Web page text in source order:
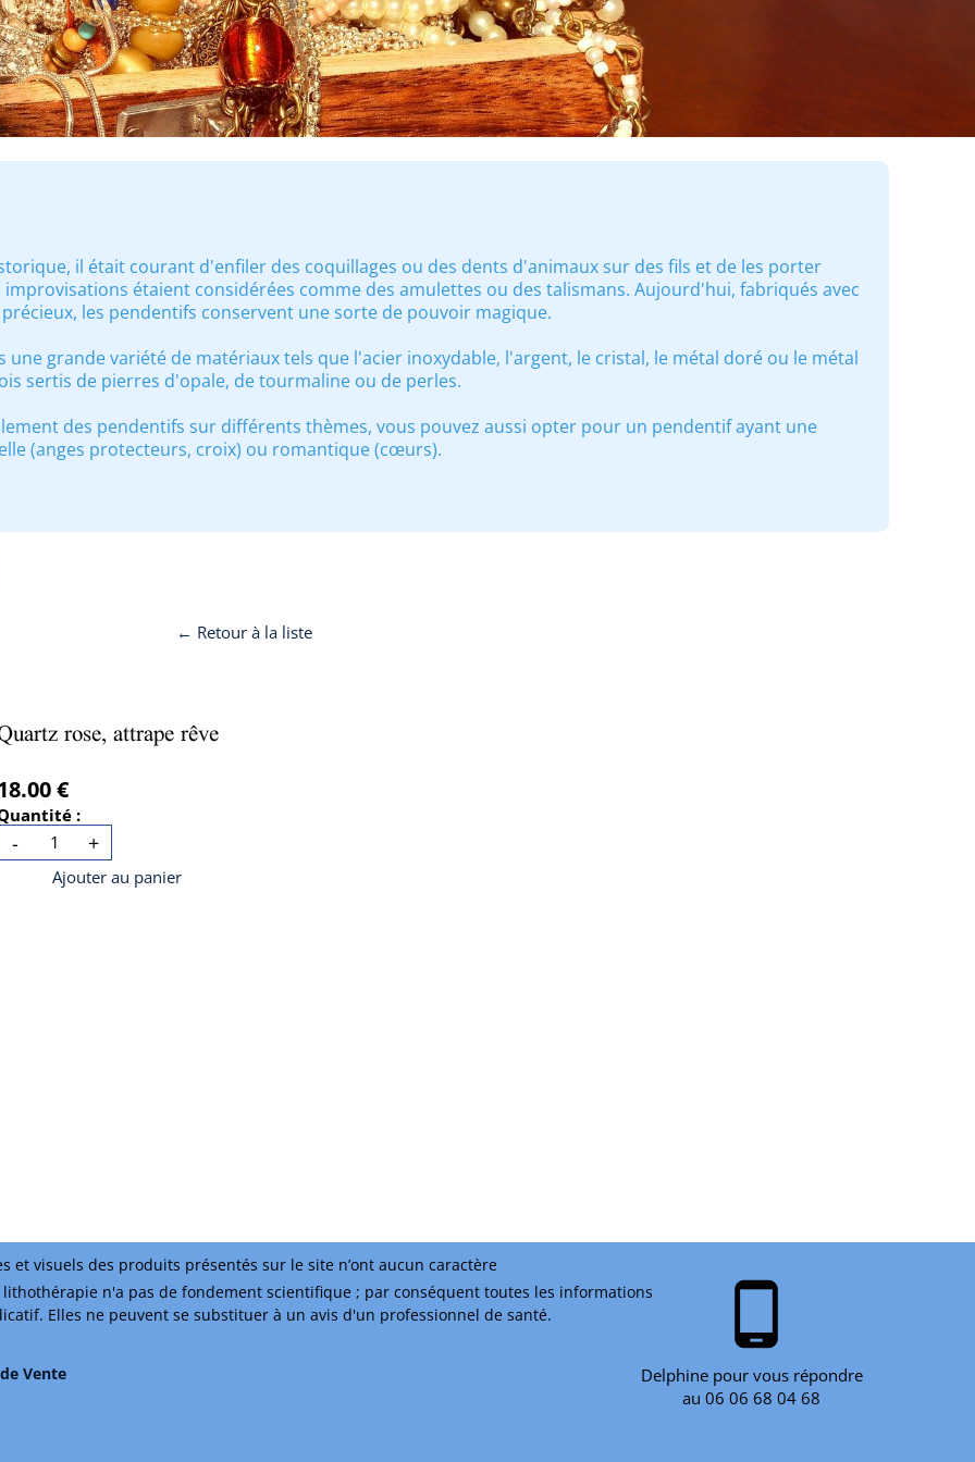
phone_android
Delphine pour vous répondre
au 06 06 68 04 68
et visuels des produits présentés sur le site n’ont aucun caractère
Vente
n'a pas de fondement scientifique ; par conséquent toutes les informations
Elles ne peuvent se substituer à un avis d'un professionnel de santé.
il était courant d'enfiler des coquillages ou des dents d'animaux sur des fils et de les porter
improvisations étaient considérées comme des amulettes ou des talismans. Aujourd'hui, fabriqués avec
les pendentifs conservent une sorte de pouvoir magique.
une grande variété de matériaux tels que l'acier inoxydable, l'argent, le cristal, le métal doré ou le métal
sertis de pierres d'opale, de tourmaline ou de perles.
des pendentifs sur différents thèmes, vous pouvez aussi opter pour un pendentif ayant une
(anges protecteurs, croix) ou romantique (cœurs).
← Retour à la liste
rose, attrape rêve
€
:
- +
Ajouter au panier